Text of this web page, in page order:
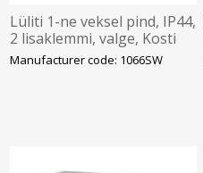
Lüliti 1-ne veksel pind, IP44,
2 lisaklemmi, valge, Kosti
Manufacturer code: 1066SW